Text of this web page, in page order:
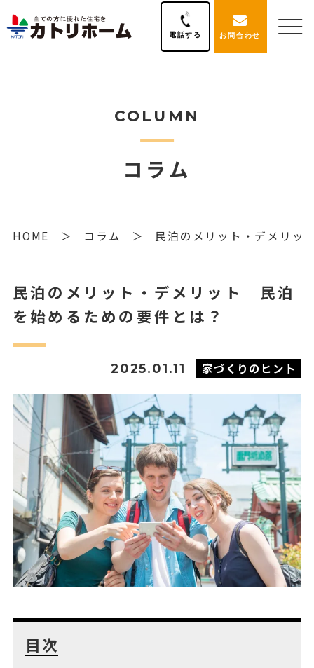
電話する お問合わせ
COLUMN
コラム
HOME コラム 民泊のメリット・デメリ
民泊のメリット・デメリット 民泊
を始めるための要件とは？
2025.01.11 家づくりのヒント
目次